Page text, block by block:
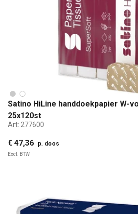
Satino HiLine handdoekpapier W-
25x120st
Art: 277600
€ 47,36 p. doos
Excl. BTW